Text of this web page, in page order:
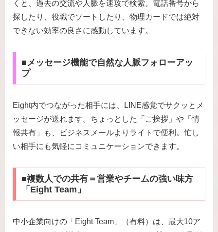
くと、過去の交流や人脈を速攻で検索。電話番号から
探したり、役職でソートしたり、物理カードでは絶対
できない効率の良さに感動しています。
■メッセージ機能で自然な人脈フォローアッ
プ
Eight内でつながった相手には、LINE感覚でサクッとメ
ッセージが送れます。ちょっとした「ご挨拶」や「情
報共有」も、ビジネスメールよりライトで便利。忙し
い相手にも気軽にコミュニケーションできます。
■複数人での共有＝営業やチームの強い味方
「Eight Team」
中小企業向けの「Eight Team」（有料）は、最大10ア